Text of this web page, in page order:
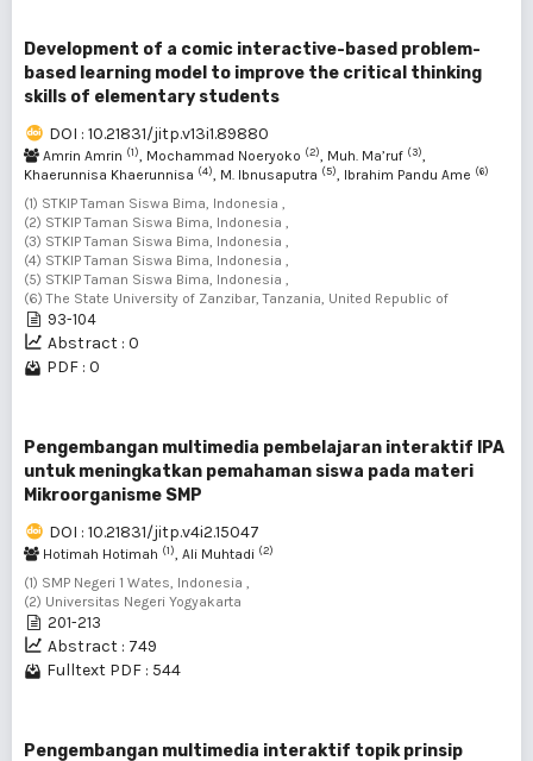
Development of a comic interactive-based problem-
based learning model to improve the critical thinking
skills of elementary students
DOI : 10.21831/jitp.v13i1.89880
Amrin Amrin (1), Mochammad Noeryoko (2), Muh. Ma’ruf (3),
Khaerunnisa Khaerunnisa (4), M. Ibnusaputra (5), Ibrahim Pandu Ame (6)
(1) STKIP Taman Siswa Bima, Indonesia ,
(2) STKIP Taman Siswa Bima, Indonesia ,
(3) STKIP Taman Siswa Bima, Indonesia ,
(4) STKIP Taman Siswa Bima, Indonesia ,
(5) STKIP Taman Siswa Bima, Indonesia ,
(6) The State University of Zanzibar, Tanzania, United Republic of
93-104
Abstract : 0
PDF : 0
Pengembangan multimedia pembelajaran interaktif IPA
untuk meningkatkan pemahaman siswa pada materi
Mikroorganisme SMP
DOI : 10.21831/jitp.v4i2.15047
Hotimah Hotimah (1), Ali Muhtadi (2)
(1) SMP Negeri 1 Wates, Indonesia ,
(2) Universitas Negeri Yogyakarta
201-213
Abstract : 749
Fulltext PDF : 544
Pengembangan multimedia interaktif topik prinsip